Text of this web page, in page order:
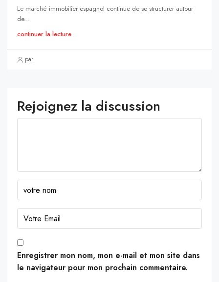
Le marché immobilier espagnol continue de se structurer autour
de...
continuer la lecture
par
Rejoignez la discussion
Enregistrer mon nom, mon e-mail et mon site dans
le navigateur pour mon prochain commentaire.